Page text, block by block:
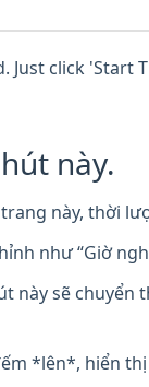
click 'Start
này.
này, thời
như “Giờ
này sẽ chuyển
*lên*, hiển